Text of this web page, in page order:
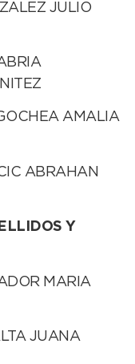
JULIO
AMALIA
Y
MARIA
JUANA